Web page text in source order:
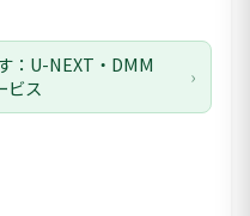
：U-NEXT・DMM
ビス
›